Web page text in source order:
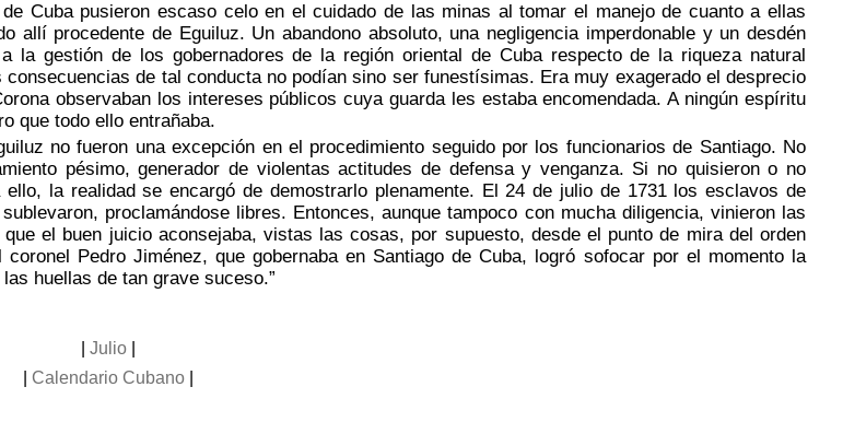
Cuba pusieron escaso celo en el cuidado de las minas al tomar el manejo de cuanto a ellas
allí procedente de Eguiluz. Un abandono absoluto, una negligencia imperdonable y un desdén
la gestión de los gobernadores de la región oriental de Cuba respecto de la riqueza natural
de tal conducta no podían sino ser funestísimas. Era muy exagerado el desprecio
observaban los intereses públicos cuya guarda les estaba encomendada. A ningún espíritu
que todo ello entrañaba.
no fueron una excepción en el procedimiento seguido por los funcionarios de Santiago. No
pésimo, generador de violentas actitudes de defensa y venganza. Si no quisieron o no
la realidad se encargó de demostrarlo plenamente. El 24 de julio de 1731 los esclavos de
proclamándose libres. Entonces, aunque tampoco con mucha diligencia, vinieron las
el buen juicio aconsejaba, vistas las cosas, por supuesto, desde el punto de mira del orden
Pedro Jiménez, que gobernaba en Santiago de Cuba, logró sofocar por el momento la
huellas de tan grave suceso.”
Julio
Calendario Cubano